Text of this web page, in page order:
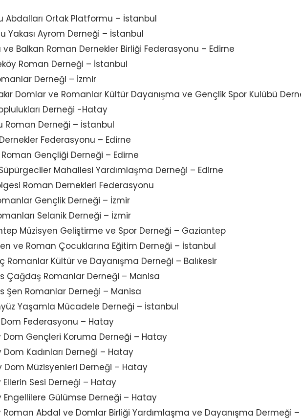
Abdalları Ortak Platformu – İstanbul
Yakası Ayrom Derneği – İstanbul
ve Balkan Roman Dernekler Birliği Federasyonu – Edirne
Roman Derneği – İstanbul
Derneği – İzmir
Domlar ve Romanlar Kültür Dayanışma ve Gençlik Spor Kulübü
Derneği -Hatay
Roman Derneği – İstanbul
Federasyonu – Edirne
Roman Gençliği Derneği – Edirne
Süpürgeciler Mahallesi Yardımlaşma Derneği – Edirne
Roman Dernekleri Federasyonu
Gençlik Derneği – İzmir
Selanik Derneği – İzmir
Müzisyen Geliştirme ve Spor Derneği – Gaziantep
ve Roman Çocuklarına Eğitim Derneği – İstanbul
Romanlar Kültür ve Dayanışma Derneği – Balıkesir
Çağdaş Romanlar Derneği – Manisa
Şen Romanlar Derneği – Manisa
Yaşamla Mücadele Derneği – İstanbul
Dom Federasyonu – Hatay
Dom Gençleri Koruma Derneği – Hatay
Dom Kadınları Derneği – Hatay
Dom Müzisyenleri Derneği – Hatay
Ellerin Sesi Derneği – Hatay
Engellilere Gülümse Derneği – Hatay
Roman Abdal ve Domlar Birliği Yardımlaşma ve Dayanışma Dermeği